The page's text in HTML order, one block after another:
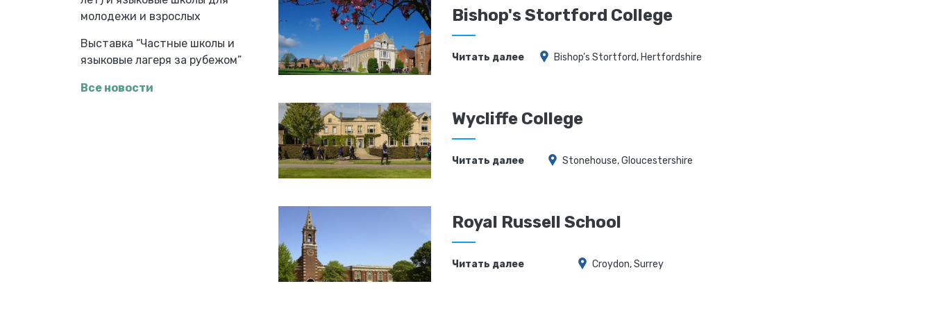
молодежи и взрослых
Выставка “Частные школы и
языковые лагеря за рубежом”
Все новости
Bishop's Stortford College
Читать далее Bishop’s Stortford, Hertfordshire
Wycliffe College
Читать далее Stonehouse, Gloucestershire
Royal Russell School
Читать далее Croydon, Surrey